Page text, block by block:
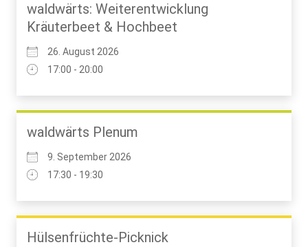
waldwärts: Weiterentwicklung
Kräuterbeet & Hochbeet
26. August 2026
17:00 - 20:00
waldwärts Plenum
9. September 2026
17:30 - 19:30
Hülsenfrüchte-Picknick